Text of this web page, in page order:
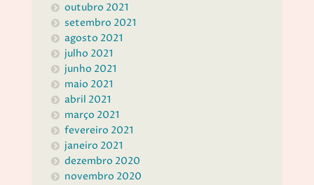
outubro 2021
setembro 2021
agosto 2021
julho 2021
junho 2021
maio 2021
abril 2021
março 2021
fevereiro 2021
janeiro 2021
dezembro 2020
novembro 2020